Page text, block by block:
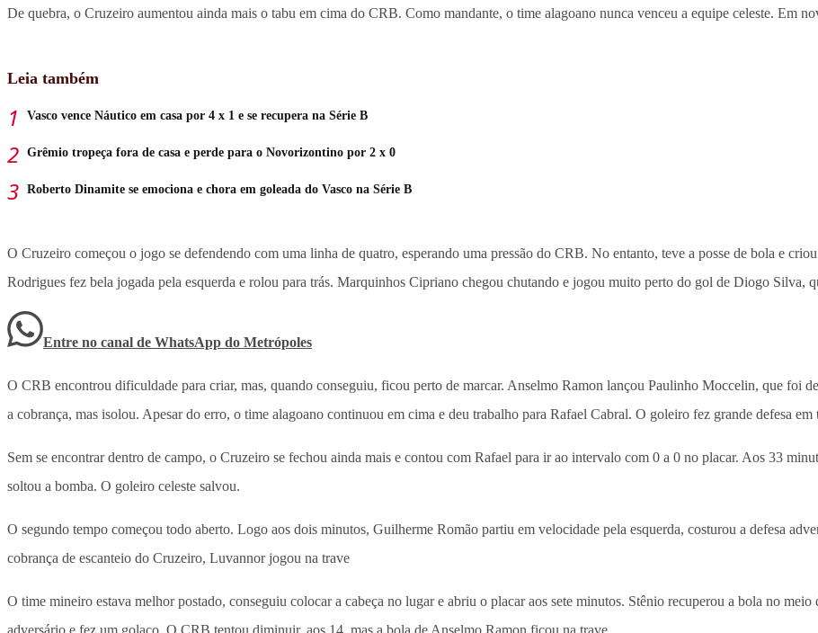
De quebra, o Cruzeiro aumentou ainda mais o tabu em cima do CRB. Como mandante, o time alagoano nunca venceu a equipe celeste. Em
Leia também
Vasco vence Náutico em casa por 4 x 1 e se recupera na Série B
Grêmio tropeça fora de casa e perde para o Novorizontino por 2 x 0
Roberto Dinamite se emociona e chora em goleada do Vasco na Série B
O Cruzeiro começou o jogo se defendendo com uma linha de quatro, esperando uma pressão do CRB. No entanto, teve a posse de bola e
Rodrigues fez bela jogada pela esquerda e rolou para trás. Marquinhos Cipriano chegou chutando e jogou muito perto do gol de Diogo Silva,
Entre no canal de WhatsApp do Metrópoles
O CRB encontrou dificuldade para criar, mas, quando conseguiu, ficou perto de marcar. Anselmo Ramon lançou Paulinho Moccelin, que foi
a cobrança, mas isolou. Apesar do erro, o time alagoano continuou em cima e deu trabalho para Rafael Cabral. O goleiro fez grande defesa
Sem se encontrar dentro de campo, o Cruzeiro se fechou ainda mais e contou com Rafael para ir ao intervalo com 0 a 0 no placar. Aos 33
soltou a bomba. O goleiro celeste salvou.
O segundo tempo começou todo aberto. Logo aos dois minutos, Guilherme Romão partiu em velocidade pela esquerda, costurou a defesa
cobrança de escanteio do Cruzeiro, Luvannor jogou na trave
O time mineiro estava melhor postado, conseguiu colocar a cabeça no lugar e abriu o placar aos sete minutos. Stênio recuperou a bola no